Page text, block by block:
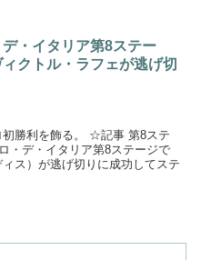
デ・イタリア第8ステー
クトル・ラフェが逃げ切
勝利を飾る。 ☆記事 第8ステ
・デ・イタリア第8ステージで
ス）が逃げ切りに成功してステ